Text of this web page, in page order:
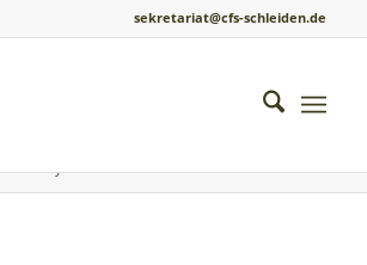
sekretariat@cfs-schleiden.de
Clara-Fey-Schule feiern Mittleren